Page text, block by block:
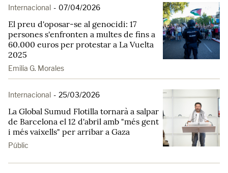
Internacional - 07/04/2026
El preu d'oposar-se al genocidi: 17
persones s'enfronten a multes de fins a
60.000 euros per protestar a La Vuelta
2025
Emilia G. Morales
Internacional - 25/03/2026
La Global Sumud Flotilla tornarà a salpar
de Barcelona el 12 d'abril amb "més gent
i més vaixells" per arribar a Gaza
Públic